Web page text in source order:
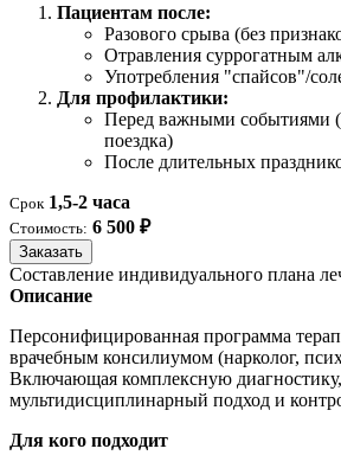
Пациентам после:
Разового срыва (без
Отравления суррогатным
Употребления "спайсов"/
Для профилактики:
Перед важными событиями
поездка)
После длительных
Срок 1,5-2 часа
Стоимость: 6 500 ₽
Заказать
Составление индивидуального плана
Описание
Персонифицированная программа
врачебным консилиумом (нарколог,
Включающая комплексную диагностику,
мультидисциплинарный подход и
Для кого подходит